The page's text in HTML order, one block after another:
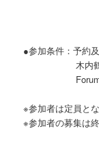
●参加条件：予約
木内鶴彦先
※参加者は定員とな
※参加者の募集は